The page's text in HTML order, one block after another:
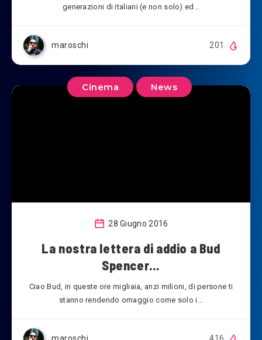
generazioni di italiani (e non solo) ed…
maroschi 201
Cinema News
28 Giugno 2016
La nostra lettera di addio a Bud
Spencer…
Ciao Bud, in queste ore migliaia, anzi milioni, di persone ti
stanno rendendo omaggio come solo i…